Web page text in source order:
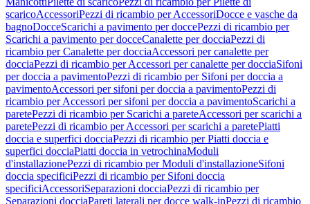
scaricoAccessoriPezzi di ricambio per AccessoriDocce e vasche da
bagnoDocceScarichi a pavimento per doccePezzi di ricambio per
Scarichi a pavimento per docceCanalette per docciaPezzi di
ricambio per Canalette per docciaAccessori per canalette per
docciaPezzi di ricambio per Accessori per canalette per docciaSifoni
per doccia a pavimentoPezzi di ricambio per Sifoni per doccia a
pavimentoAccessori per sifoni per doccia a pavimentoPezzi di
ricambio per Accessori per sifoni per doccia a pavimentoScarichi a
paretePezzi di ricambio per Scarichi a pareteAccessori per scarichi a
paretePezzi di ricambio per Accessori per scarichi a paretePiatti
doccia e superfici docciaPezzi di ricambio per Piatti doccia e
superfici docciaPiatti doccia in vetrochinaModuli
d'installazionePezzi di ricambio per Moduli d'installazioneSifoni
doccia specificiPezzi di ricambio per Sifoni doccia
specificiAccessoriSeparazioni docciaPezzi di ricambio per
Separazioni docciaPareti laterali per docce walk-inPezzi di ricambio